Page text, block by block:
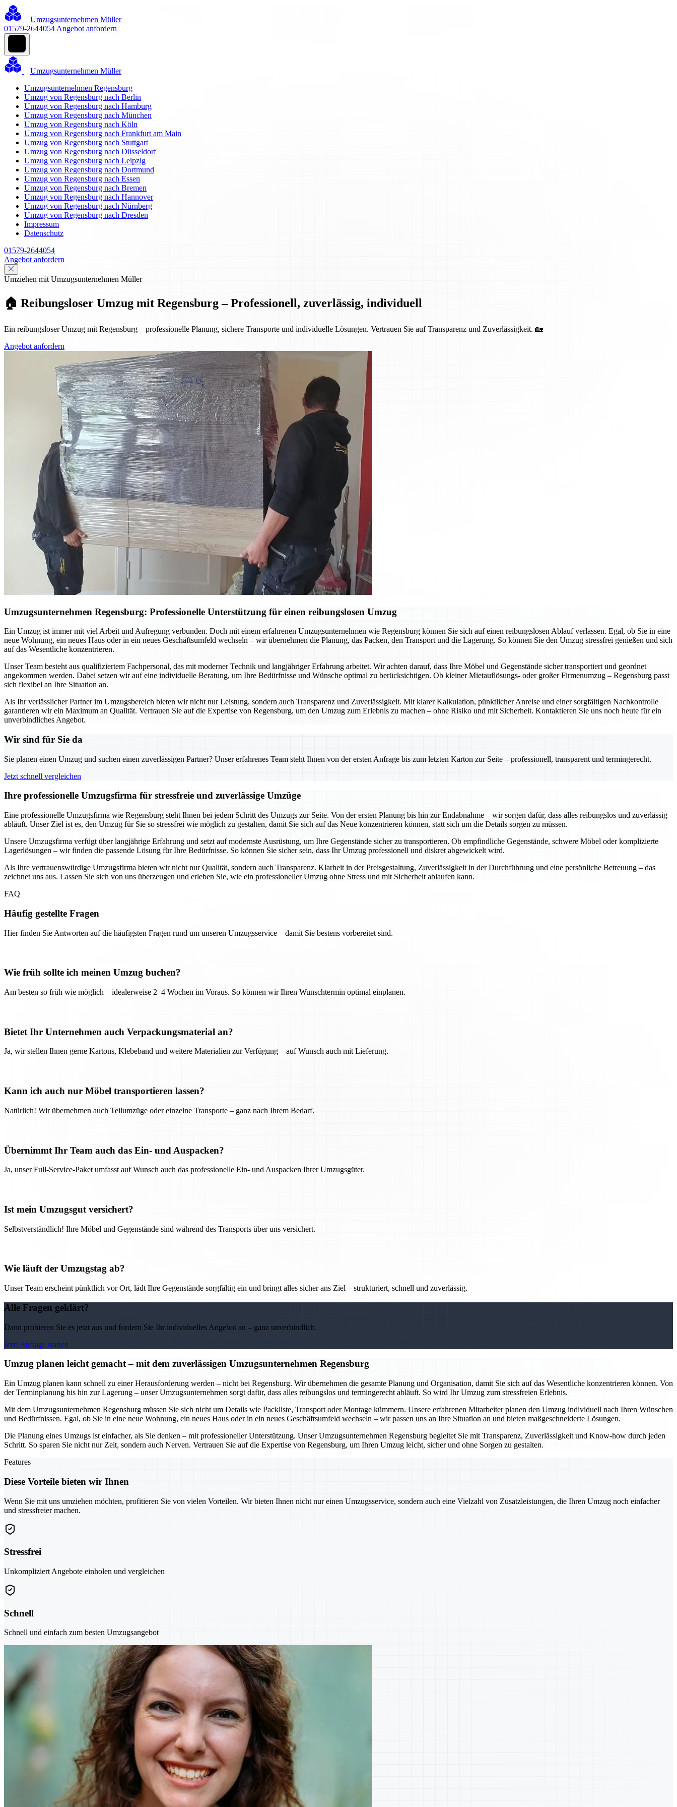
Umzugsunternehmen Müller
01579-2644054 Angebot anfordern
Umzugsunternehmen Müller
Umzugsunternehmen Regensburg
Umzug von Regensburg nach Berlin
Umzug von Regensburg nach Hamburg
Umzug von Regensburg nach München
Umzug von Regensburg nach Köln
Umzug von Regensburg nach Frankfurt am Main
Umzug von Regensburg nach Stuttgart
Umzug von Regensburg nach Düsseldorf
Umzug von Regensburg nach Leipzig
Umzug von Regensburg nach Dortmund
Umzug von Regensburg nach Essen
Umzug von Regensburg nach Bremen
Umzug von Regensburg nach Hannover
Umzug von Regensburg nach Nürnberg
Umzug von Regensburg nach Dresden
Impressum
Datenschutz
01579-2644054
Angebot anfordern
Umziehen mit Umzugsunternehmen Müller
🏠 Reibungsloser Umzug mit Regensburg – Professionell, zuverlässig, individuell
Ein reibungsloser Umzug mit Regensburg – professionelle Planung, sichere Transporte und individuelle Lösungen. Vertrauen Sie auf Transparenz und Zuverlässigkeit. 🏡
Angebot anfordern
Umzugsunternehmen Regensburg: Professionelle Unterstützung für einen reibungslosen Umzug
Ein Umzug ist immer mit viel Arbeit und Aufregung verbunden. Doch mit einem erfahrenen Umzugsunternehmen wie Regensburg können Sie sich auf einen reibungslosen Ablauf verlassen. Egal, ob Sie in eine
neue Wohnung, ein neues Haus oder in ein neues Geschäftsumfeld wechseln – wir übernehmen die Planung, das Packen, den Transport und die Lagerung. So können Sie den Umzug stressfrei genießen und sich
auf das Wesentliche konzentrieren.
Unser Team besteht aus qualifiziertem Fachpersonal, das mit moderner Technik und langjähriger Erfahrung arbeitet. Wir achten darauf, dass Ihre Möbel und Gegenstände sicher transportiert und geordnet
angekommen werden. Dabei setzen wir auf eine individuelle Beratung, um Ihre Bedürfnisse und Wünsche optimal zu berücksichtigen. Ob kleiner Mietauflösungs- oder großer Firmenumzug – Regensburg passt
sich flexibel an Ihre Situation an.
Als Ihr verlässlicher Partner im Umzugsbereich bieten wir nicht nur Leistung, sondern auch Transparenz und Zuverlässigkeit. Mit klarer Kalkulation, pünktlicher Anreise und einer sorgfältigen Nachkontrolle
garantieren wir ein Maximum an Qualität. Vertrauen Sie auf die Expertise von Regensburg, um den Umzug zum Erlebnis zu machen – ohne Risiko und mit Sicherheit. Kontaktieren Sie uns noch heute für ein
unverbindliches Angebot.
Wir sind für Sie da
Sie planen einen Umzug und suchen einen zuverlässigen Partner? Unser erfahrenes Team steht Ihnen von der ersten Anfrage bis zum letzten Karton zur Seite – professionell, transparent und termingerecht.
Jetzt schnell vergleichen
Ihre professionelle Umzugsfirma für stressfreie und zuverlässige Umzüge
Eine professionelle Umzugsfirma wie Regensburg steht Ihnen bei jedem Schritt des Umzugs zur Seite. Von der ersten Planung bis hin zur Endabnahme – wir sorgen dafür, dass alles reibungslos und zuverlässig
abläuft. Unser Ziel ist es, den Umzug für Sie so stressfrei wie möglich zu gestalten, damit Sie sich auf das Neue konzentrieren können, statt sich um die Details sorgen zu müssen.
Unsere Umzugsfirma verfügt über langjährige Erfahrung und setzt auf modernste Ausrüstung, um Ihre Gegenstände sicher zu transportieren. Ob empfindliche Gegenstände, schwere Möbel oder komplizierte
Lagerlösungen – wir finden die passende Lösung für Ihre Bedürfnisse. So können Sie sicher sein, dass Ihr Umzug professionell und diskret abgewickelt wird.
Als Ihre vertrauenswürdige Umzugsfirma bieten wir nicht nur Qualität, sondern auch Transparenz. Klarheit in der Preisgestaltung, Zuverlässigkeit in der Durchführung und eine persönliche Betreuung – das
zeichnet uns aus. Lassen Sie sich von uns überzeugen und erleben Sie, wie ein professioneller Umzug ohne Stress und mit Sicherheit ablaufen kann.
FAQ
Häufig gestellte Fragen
Hier finden Sie Antworten auf die häufigsten Fragen rund um unseren Umzugsservice – damit Sie bestens vorbereitet sind.
Wie früh sollte ich meinen Umzug buchen?
Am besten so früh wie möglich – idealerweise 2–4 Wochen im Voraus. So können wir Ihren Wunschtermin optimal einplanen.
Bietet Ihr Unternehmen auch Verpackungsmaterial an?
Ja, wir stellen Ihnen gerne Kartons, Klebeband und weitere Materialien zur Verfügung – auf Wunsch auch mit Lieferung.
Kann ich auch nur Möbel transportieren lassen?
Natürlich! Wir übernehmen auch Teilumzüge oder einzelne Transporte – ganz nach Ihrem Bedarf.
Übernimmt Ihr Team auch das Ein- und Auspacken?
Ja, unser Full-Service-Paket umfasst auf Wunsch auch das professionelle Ein- und Auspacken Ihrer Umzugsgüter.
Ist mein Umzugsgut versichert?
Selbstverständlich! Ihre Möbel und Gegenstände sind während des Transports über uns versichert.
Wie läuft der Umzugstag ab?
Unser Team erscheint pünktlich vor Ort, lädt Ihre Gegenstände sorgfältig ein und bringt alles sicher ans Ziel – strukturiert, schnell und zuverlässig.
Alle Fragen geklärt?
Dann probieren Sie es jetzt aus und fordern Sie Ihr individuelles Angebot an – ganz unverbindlich.
Jetzt Anfrage starten
Umzug planen leicht gemacht – mit dem zuverlässigen Umzugsunternehmen Regensburg
Ein Umzug planen kann schnell zu einer Herausforderung werden – nicht bei Regensburg. Wir übernehmen die gesamte Planung und Organisation, damit Sie sich auf das Wesentliche konzentrieren können. Von
der Terminplanung bis hin zur Lagerung – unser Umzugsunternehmen sorgt dafür, dass alles reibungslos und termingerecht abläuft. So wird Ihr Umzug zum stressfreien Erlebnis.
Mit dem Umzugsunternehmen Regensburg müssen Sie sich nicht um Details wie Packliste, Transport oder Montage kümmern. Unsere erfahrenen Mitarbeiter planen den Umzug individuell nach Ihren Wünschen
und Bedürfnissen. Egal, ob Sie in eine neue Wohnung, ein neues Haus oder in ein neues Geschäftsumfeld wechseln – wir passen uns an Ihre Situation an und bieten maßgeschneiderte Lösungen.
Die Planung eines Umzugs ist einfacher, als Sie denken – mit professioneller Unterstützung. Unser Umzugsunternehmen Regensburg begleitet Sie mit Transparenz, Zuverlässigkeit und Know-how durch jeden
Schritt. So sparen Sie nicht nur Zeit, sondern auch Nerven. Vertrauen Sie auf die Expertise von Regensburg, um Ihren Umzug leicht, sicher und ohne Sorgen zu gestalten.
Features
Diese Vorteile bieten wir Ihnen
Wenn Sie mit uns umziehen möchten, profitieren Sie von vielen Vorteilen. Wir bieten Ihnen nicht nur einen Umzugsservice, sondern auch eine Vielzahl von Zusatzleistungen, die Ihren Umzug noch einfacher
und stressfreier machen.
Stressfrei
Unkompliziert Angebote einholen und vergleichen
Schnell
Schnell und einfach zum besten Umzugsangebot